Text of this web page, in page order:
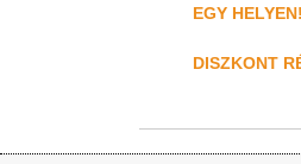
EGY HELYEN!
DISZKONT